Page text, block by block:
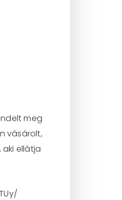
meg
vásárolt,
ellátja